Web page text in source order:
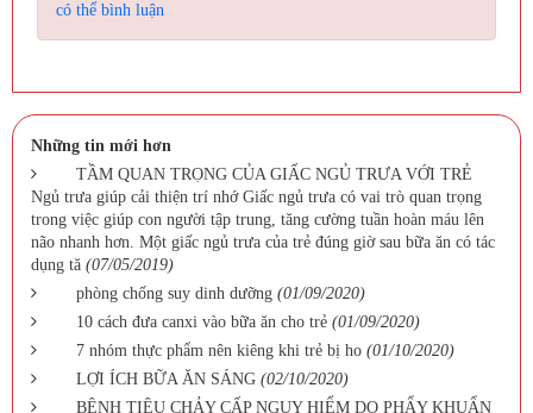
có thể bình luận
Những tin mới hơn
TẦM QUAN TRỌNG CỦA GIẤC NGỦ TRƯA VỚI TRẺ
Ngủ trưa giúp cải thiện trí nhớ Giấc ngủ trưa có vai trò quan trọng
trong việc giúp con người tập trung, tăng cường tuần hoàn máu lên
não nhanh hơn. Một giấc ngủ trưa của trẻ đúng giờ sau bữa ăn có tác
dụng tă (07/05/2019)
phòng chống suy dinh dưỡng (01/09/2020)
10 cách đưa canxi vào bữa ăn cho trẻ (01/09/2020)
7 nhóm thực phẩm nên kiêng khi trẻ bị ho (01/10/2020)
LỢI ÍCH BỮA ĂN SÁNG (02/10/2020)
BỆNH TIÊU CHẢY CẤP NGUY HIỂM DO PHẨY KHUẨN